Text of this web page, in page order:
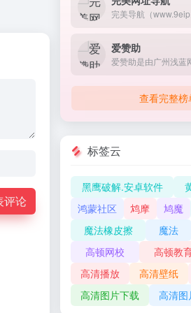
评论
爱赞助
查看完整榜
标签云
黑鹰破解.安卓软件
鸿蒙社区
鸩摩 鸠魔
魔法橡皮擦
魔法
高顿网校
高顿教
高清播放
高清壁纸
高清图片下载
高清图